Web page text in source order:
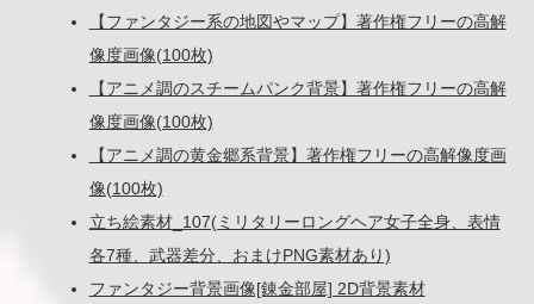
【ファンタジー系の地図やマップ】著作権フリーの高解
像度画像(100枚)
【アニメ調のスチームパンク背景】著作権フリーの高解
像度画像(100枚)
【アニメ調の黄金郷系背景】著作権フリーの高解像度画
像(100枚)
立ち絵素材_107(ミリタリーロングヘア女子全身、表情
各7種、武器差分、おまけPNG素材あり)
ファンタジー背景画像[錬金部屋] 2D背景素材